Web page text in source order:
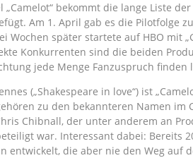
„Camelot“ bekommt die lange Liste
Am 1. April gab es die Pilotfolge
Wochen später startete auf HBO mit
Konkurrenten sind die beiden
jede Menge Fanzuspruch finden
(„Shakespeare in love“) ist
zu den bekannteren Namen im
Chibnall, der unter anderem an
war. Interessant dabei: Bereits
entwickelt, die aber nie den Weg auf